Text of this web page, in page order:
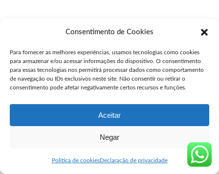
Consentimento de Cookies
Para fornecer as melhores experiências, usamos tecnologias como cookies
para armazenar e/ou acessar informações do dispositivo. O consentimento
para essas tecnologias nos permitirá processar dados como comportamento
de navegação ou IDs exclusivos neste site. Não consentir ou retirar o
consentimento pode afetar negativamente certos recursos e funções.
Aceitar
Negar
Política de cookiesDeclaração de privacidade